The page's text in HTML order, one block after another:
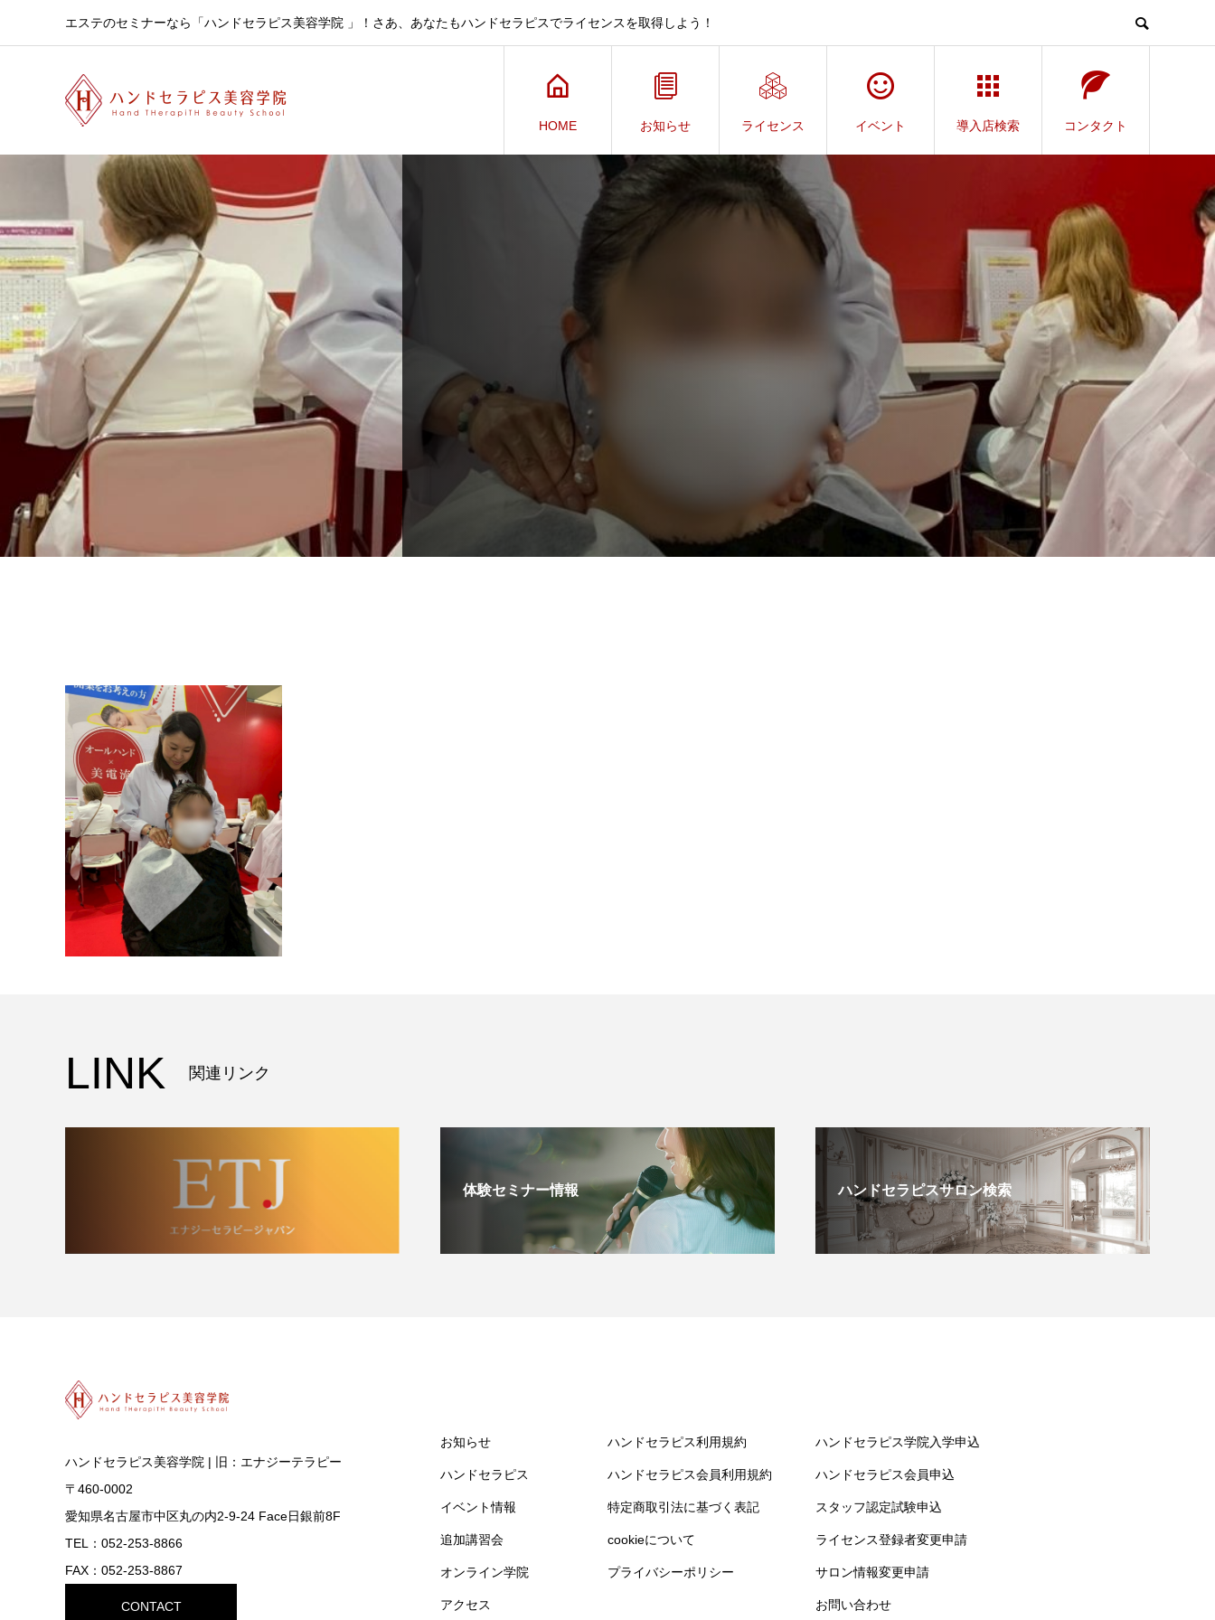
エステのセミナーなら「ハンドセラピス美容学院 」！さあ、あなたもハンドセラピスでライセンスを取得しよう！
HOME お知らせ ライセンス イベント 導入店検索 コンタクト
LINK 関連リンク
体験セミナー情報 ハンドセラピスサロン検索
ハンドセラピス美容学院 | 旧：エナジーテラピー
〒460-0002
愛知県名古屋市中区丸の内2-9-24 Face日銀前8F
TEL：052-253-8866
FAX：052-253-8867
CONTACT
お知らせ
ハンドセラピス
イベント情報
追加講習会
オンライン学院
アクセス
ハンドセラピス利用規約
ハンドセラピス会員利用規約
特定商取引法に基づく表記
cookieについて
プライバシーポリシー
ハンドセラピス学院入学申込
ハンドセラピス会員申込
スタッフ認定試験申込
ライセンス登録者変更申請
サロン情報変更申請
お問い合わせ